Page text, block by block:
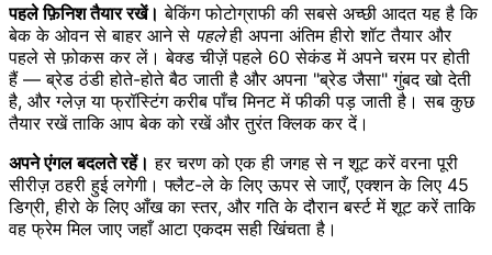
पहले फ़िनिश तैयार रखें। बेकिंग फोटोग्राफी की सबसे अच्छी आदत यह है कि
बेक के ओवन से बाहर आने से पहलेही अपना अंतिम हीरो शॉट तैयार और
पहले से फ़ोकस कर लें। बेक्ड चीज़ें पहले 60 सेकंड में अपने चरम पर होती
हैं — ब्रेड ठंडी होते-होते बैठ जाती है और अपना "ब्रेड जैसा" गुंबद खो देती
है, और ग्लेज़ या फ्रॉस्टिंग करीब पाँच मिनट में फीकी पड़ जाती है। सब कुछ
तैयार रखें ताकि आप बेक को रखें और तुरंत क्लिक कर दें।
अपने एंगल बदलते रहें। हर चरण को एक ही जगह से न शूट करें वरना पूरी
सीरीज़ ठहरी हुई लगेगी। फ्लैट-ले के लिए ऊपर से जाएँ, एक्शन के लिए 45
डिग्री, हीरो के लिए आँख का स्तर, और गति के दौरान बर्स्ट में शूट करें ताकि
वह फ्रेम मिल जाए जहाँ आटा एकदम सही खिंचता है।